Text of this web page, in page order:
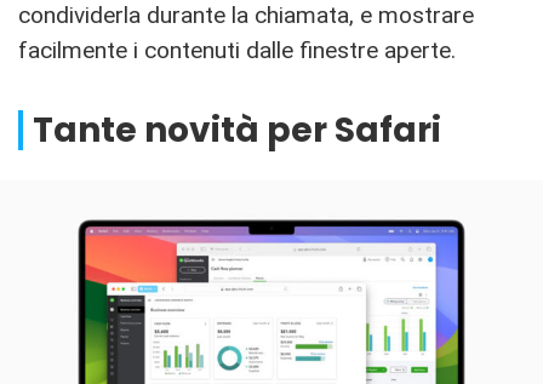
condividerla durante la chiamata, e mostrare
facilmente i contenuti dalle finestre aperte.
Tante novità per Safari